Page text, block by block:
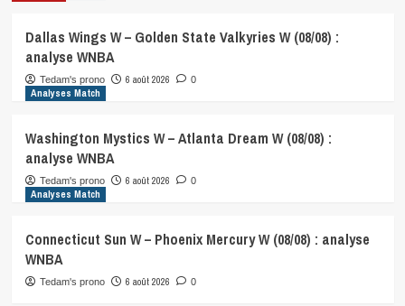
Dallas Wings W – Golden State Valkyries W (08/08) :
analyse WNBA
Tedam's prono 6 août 2026 0
Analyses Match
Washington Mystics W – Atlanta Dream W (08/08) :
analyse WNBA
Tedam's prono 6 août 2026 0
Analyses Match
Connecticut Sun W – Phoenix Mercury W (08/08) : analyse
WNBA
Tedam's prono 6 août 2026 0